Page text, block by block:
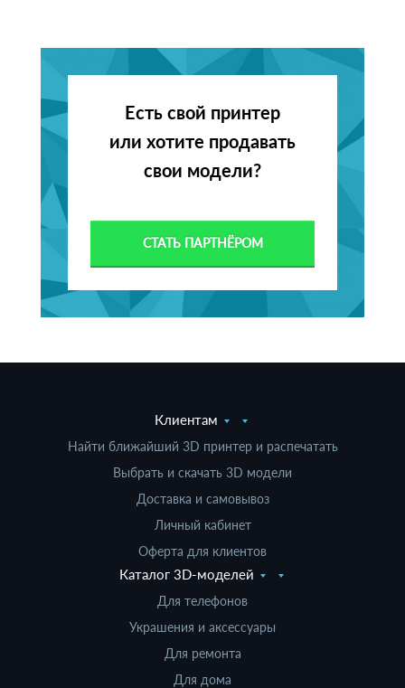
Есть свой принтер
или хотите продавать
свои модели?
СТАТЬ ПАРТНЁРОМ
Клиентам
Найти ближайший 3D принтер и распечатать
Выбрать и скачать 3D модели
Доставка и самовывоз
Личный кабинет
Оферта для клиентов
Каталог 3D-моделей
Для телефонов
Украшения и аксессуары
Для ремонта
Для дома